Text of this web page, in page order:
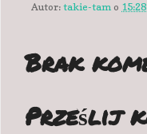
Autor: takie-tam o 15:28
Brak
Prześlij